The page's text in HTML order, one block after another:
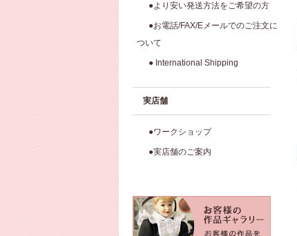
●より安い発送方法をご希望の方
●お電話/FAX/Eメールでのご注文に
ついて
● International Shipping
実店舗
●ワークショップ
●実店舗のご案内